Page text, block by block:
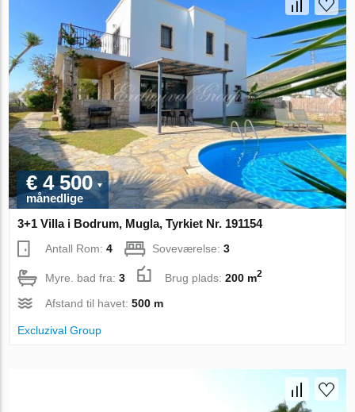
€ 4 500
månedlige
3+1 Villa i Bodrum, Mugla, Tyrkiet Nr. 191154
Antall Rom:4 Soveværelse:3
Myre. bad fra:3 Brug plads:200 m2
Afstand til havet:500 m
Excluzival Group